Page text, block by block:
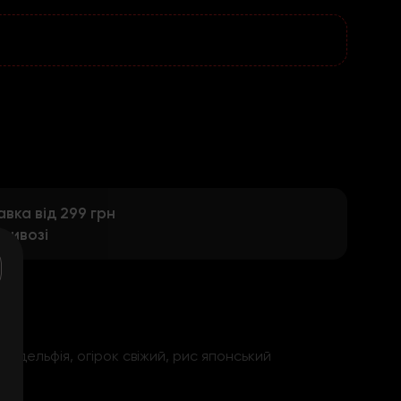
від 299 грн
огірок свіжий, рис японський